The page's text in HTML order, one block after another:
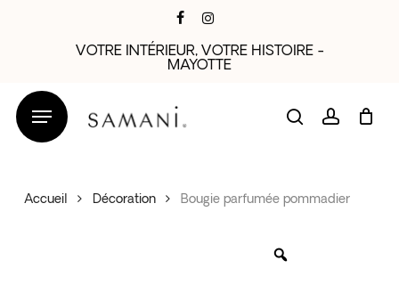
VOTRE INTÉRIEUR, VOTRE HISTOIRE -
MAYOTTE
searchaccount
Accueil Décoration Bougie parfumée pommadier